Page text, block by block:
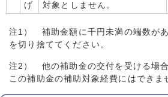
げ
対象としません。
注1） 補助金額に千円未満の端数が
を切り捨ててください。
注2） 他の補助金の交付を受ける場合
この補助金の補助対象経費にはできま